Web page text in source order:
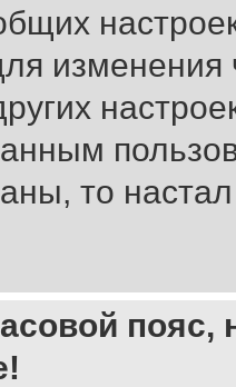
изменения
то
пояс,